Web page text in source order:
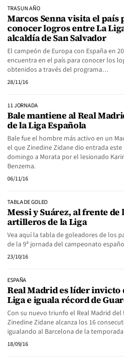
TRAS UN AÑO
Marcos Senna visita el país
conocer logros entre La
alcaldía de San Salvador
El campeón de Europa con España en
encuentra en el país para conocer los
obtenidos a través del programa…
28/11/16
11 JORNADA
Bale mantiene al Real
de la Liga Española
Bale fue el hombre más activo en un
el que Zinedine Zidane dio entrada este
domingo a Morata por el lesionado
Benzema.
06/11/16
TABLA DE GOLEO
Messi y Suárez, al frente de
artilleros de la Liga
Vea aquí la tabla de goleadores de los
de la 9ª jornada del campeonato
23/10/16
ESPAÑA
Real Madrid es líder invicto
Liga e iguala récord de
Con su nuevo triunfo el Real Madrid del
Zinedine Zidane alcanza los 16
igualando al Barcelona de la
18/09/16